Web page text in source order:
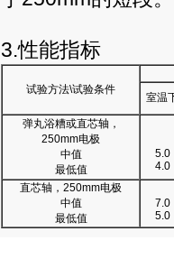
3.性能指标
试验方法\试验条件
室温
弹丸浴糟或直芯轴，
250mm电极
中值
最低值
5.0
4.0
直芯轴，250mm电极
中值
最低值
7.0
5.0